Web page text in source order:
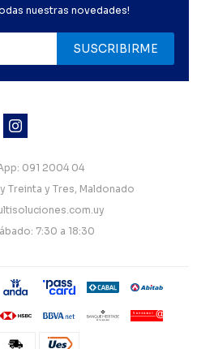

091 2004 04
Treinta y Tres, Maldonado
7:30 a 18:30
nuestras novedades!
SUSCRIBIRME